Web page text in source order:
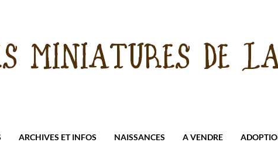
MINIATURES DE
ARCHIVES ET INFOS NAISSANCES A VENDRE